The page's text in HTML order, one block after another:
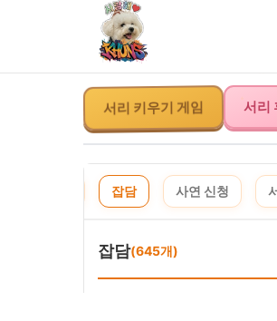
서리 키우기 게임 서리
잡담 사연 신청
잡담(645개)